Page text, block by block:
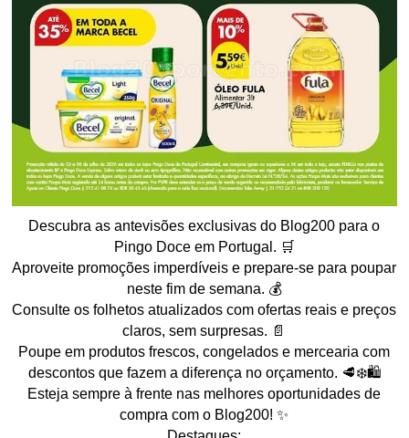
Descubra as antevisões exclusivas do Blog200 para o
Pingo Doce em Portugal. 🛒
Aproveite promoções imperdíveis e prepare-se para poupar
neste fim de semana. 💰
Consulte os folhetos atualizados com ofertas reais e preços
claros, sem surpresas. 📄
Poupe em produtos frescos, congelados e mercearia com
descontos que fazem a diferença no orçamento. 🥩❄️🛍️
Esteja sempre à frente nas melhores oportunidades de
compra com o Blog200! ✨